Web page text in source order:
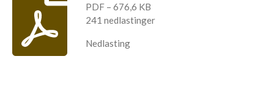
PDF – 676,6 KB
241 nedlastinger
Nedlasting